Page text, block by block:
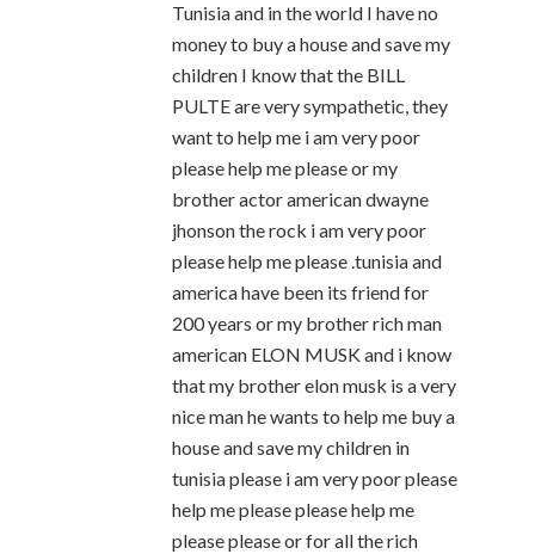
Tunisia and in the world I have no
money to buy a house and save my
children I know that the BILL
PULTE are very sympathetic, they
want to help me i am very poor
please help me please or my
brother actor american dwayne
jhonson the rock i am very poor
please help me please .tunisia and
america have been its friend for
200 years or my brother rich man
american ELON MUSK and i know
that my brother elon musk is a very
nice man he wants to help me buy a
house and save my children in
tunisia please i am very poor please
help me please please help me
please please or for all the rich